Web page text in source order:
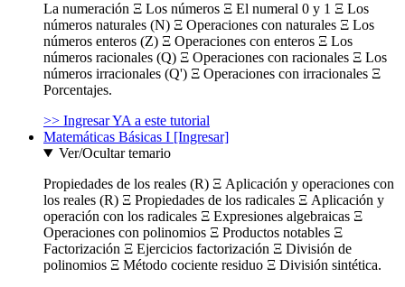
La numeración Ξ Los números Ξ El numeral 0 y 1 Ξ Los
números naturales (N) Ξ Operaciones con naturales Ξ Los
números enteros (Z) Ξ Operaciones con enteros Ξ Los
números racionales (Q) Ξ Operaciones con racionales Ξ Los
números irracionales (Q') Ξ Operaciones con irracionales Ξ
Porcentajes.
>> Ingresar YA a este tutorial
Matemáticas Básicas I [Ingresar]
Ver/Ocultar temario
Propiedades de los reales (R) Ξ Aplicación y operaciones con
los reales (R) Ξ Propiedades de los radicales Ξ Aplicación y
operación con los radicales Ξ Expresiones algebraicas Ξ
Operaciones con polinomios Ξ Productos notables Ξ
Factorización Ξ Ejercicios factorización Ξ División de
polinomios Ξ Método cociente residuo Ξ División sintética.